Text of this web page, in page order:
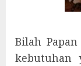
Bilah
kebutuhan